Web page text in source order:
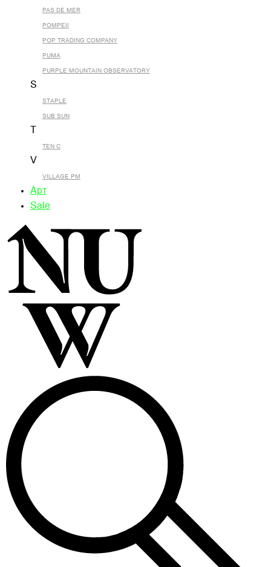
PAS DE MER
POMPEII
POP TRADING COMPANY
PUMA
PURPLE MOUNTAIN OBSERVATORY
S
STAPLE
SUB SUN
TEN C
V
VILLAGE PM
Арт
Sale